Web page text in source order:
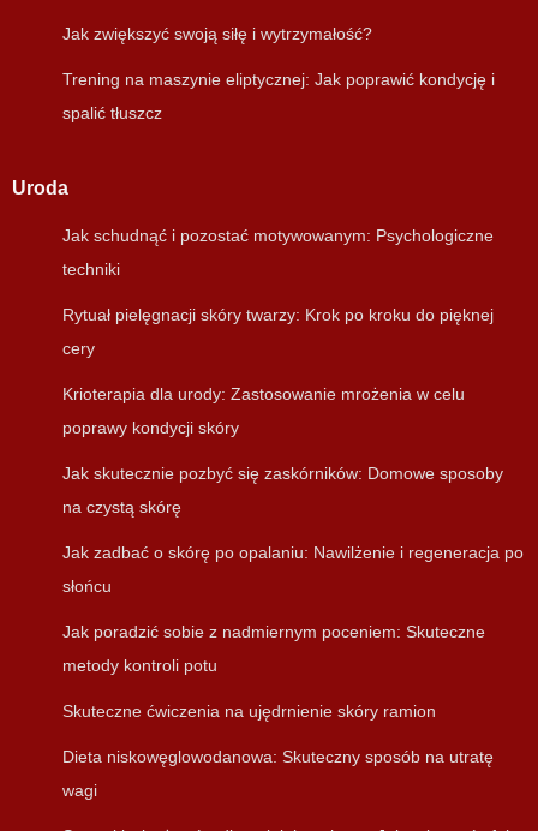
Jak zwiększyć swoją siłę i wytrzymałość?
Trening na maszynie eliptycznej: Jak poprawić kondycję i
spalić tłuszcz
Uroda
Jak schudnąć i pozostać motywowanym: Psychologiczne
techniki
Rytuał pielęgnacji skóry twarzy: Krok po kroku do pięknej
cery
Krioterapia dla urody: Zastosowanie mrożenia w celu
poprawy kondycji skóry
Jak skutecznie pozbyć się zaskórników: Domowe sposoby
na czystą skórę
Jak zadbać o skórę po opalaniu: Nawilżenie i regeneracja po
słońcu
Jak poradzić sobie z nadmiernym poceniem: Skuteczne
metody kontroli potu
Skuteczne ćwiczenia na ujędrnienie skóry ramion
Dieta niskowęglowodanowa: Skuteczny sposób na utratę
wagi